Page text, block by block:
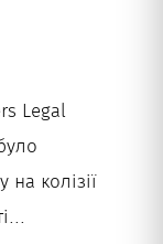
Legal
колізії